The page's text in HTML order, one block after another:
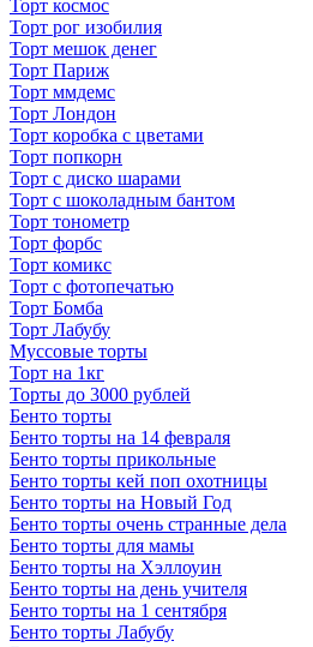
Торт космос
Торт рог изобилия
Торт мешок денег
Торт Париж
Торт ммдемс
Торт Лондон
Торт коробка с цветами
Торт попкорн
Торт с диско шарами
Торт с шоколадным бантом
Торт тонометр
Торт форбс
Торт комикс
Торт с фотопечатью
Торт Бомба
Торт Лабубу
Муссовые торты
Торт на 1кг
Торты до 3000 рублей
Бенто торты
Бенто торты на 14 февраля
Бенто торты прикольные
Бенто торты кей поп охотницы
Бенто торты на Новый Год
Бенто торты очень странные дела
Бенто торты для мамы
Бенто торты на Хэллоуин
Бенто торты на день учителя
Бенто торты на 1 сентября
Бенто торты Лабубу